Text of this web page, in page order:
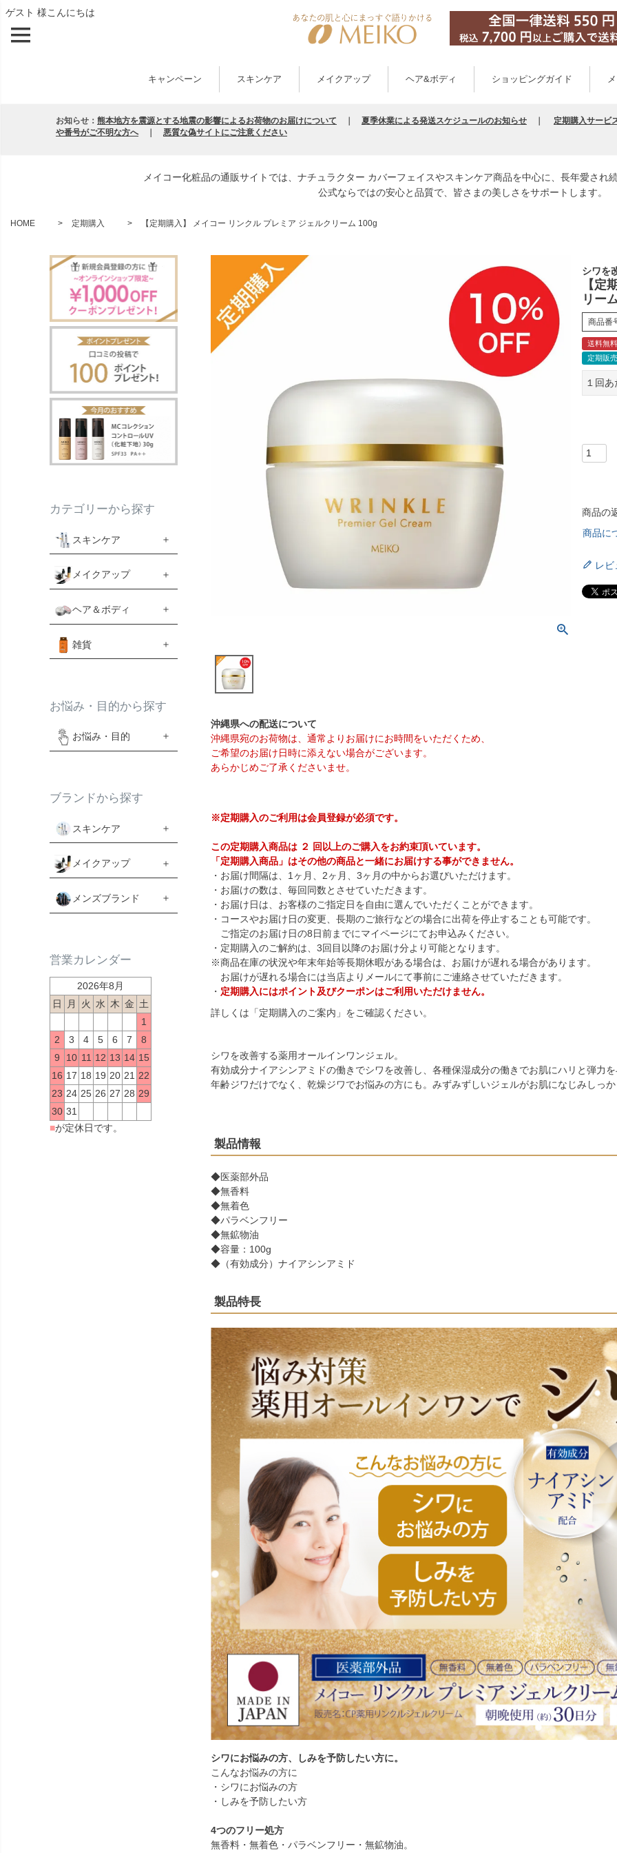
ゲスト 様こんにちは
キャンペーン スキンケア メイクアップ ヘア&ボディ ショッピングガイド
お知らせ： 熊本地方を震源とする地震の影響によるお荷物のお届けについて 夏季休業による発送スケジュールのお知らせ 定期購入サービ
や番号がご不明な方へ｜ 悪質な偽サイトにご注意ください
メイコー化粧品の通販サイトでは、ナチュラクター カバーフェイスやスキンケア商品を中心に、長年愛され
公式ならではの安心と品質で、皆さまの美しさをサポートします。
HOME 定期購入 【定期購入】 メイコー リンクル プレミア ジェルクリーム 100g
カテゴリーから探す
スキンケア
メイクアップ
ヘア＆ボディ
雑貨
お悩み・目的から探す
お悩み・目的
ブランドから探す
スキンケア
メイクアップ
メンズブランド
営業カレンダー
2026年8月
日
月 火 水 木 金 土
1
2
3 4 5 6 7
8
9
10 11 12 13 14 15
16 17 18 19 20 21 22
23 24 25 26 27 28 29
30 31
■が定休日です。
シワを
【定
リー
商品番
送料無料
定期販売
１回あ
商品の
商品に
レビ
沖縄県への配送について
沖縄県宛のお荷物は、通常よりお届けにお時間をいただくため、
ご希望のお届け日時に添えない場合がございます。
あらかじめご了承くださいませ。
※定期購入のご利用は会員登録が必須です。
この定期購入商品は ２ 回以上のご購入をお約束頂いています。
「定期購入商品」はその他の商品と一緒にお届けする事ができません。
・お届け間隔は、1ヶ月、2ヶ月、3ヶ月の中からお選びいただけます。
・お届けの数は、毎回同数とさせていただきます。
・お届け日は、お客様のご指定日を自由に選んでいただくことができます。
・コースやお届け日の変更、長期のご旅行などの場合に出荷を停止することも可能です。
ご指定のお届け日の8日前までにマイページにてお申込みください。
・定期購入のご解約は、3回目以降のお届け分より可能となります。
※商品在庫の状況や年末年始等長期休暇がある場合は、お届けが遅れる場合があります。
お届けが遅れる場合には当店よりメールにて事前にご連絡させていただきます。
・ 定期購入にはポイント及びクーポンはご利用いただけません。
詳しくは「定期購入のご案内 」をご確認ください。
シワを改善する薬用オールインワンジェル。
有効成分ナイアシンアミドの働きでシワを改善し、各種保湿成分の働きでお肌にハリと弾力を
年齢ジワだけでなく、乾燥ジワでお悩みの方にも。みずみずしいジェルがお肌になじみしっか
製品情報
◆医薬部外品
◆無香料
◆無着色
◆パラベンフリー
◆無鉱物油
◆容量：100g
◆（有効成分）ナイアシンアミド
製品特長
シワにお悩みの方、しみを予防したい方に。
こんなお悩みの方に
・シワにお悩みの方
・しみを予防したい方
4つのフリー処方
無香料・無着色・パラベンフリー・無鉱物油。